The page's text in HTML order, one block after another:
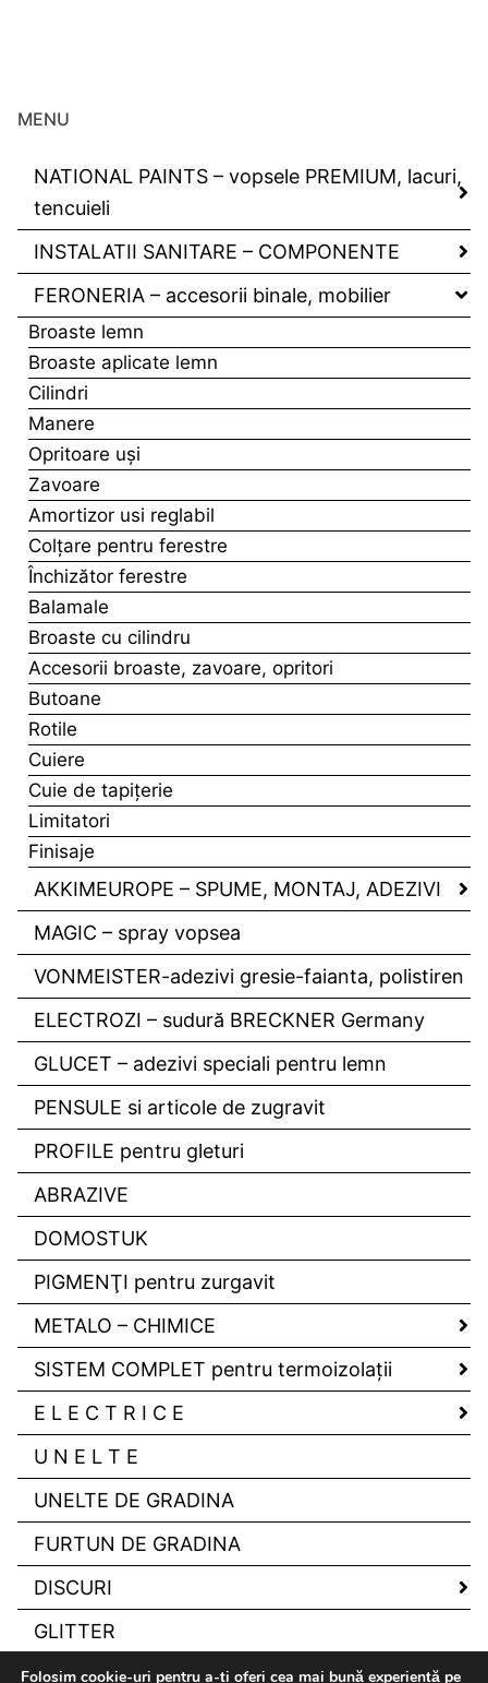
MENU
NATIONAL PAINTS – vopsele PREMIUM, lacuri,
tencuieli
INSTALATII SANITARE – COMPONENTE
FERONERIA – accesorii binale, mobilier
Broaste lemn
Broaste aplicate lemn
Cilindri
Manere
Opritoare uşi
Zavoare
Amortizor usi reglabil
Colţare pentru ferestre
Închizător ferestre
Balamale
Broaste cu cilindru
Accesorii broaste, zavoare, opritori
Butoane
Rotile
Cuiere
Cuie de tapiţerie
Limitatori
Finisaje
AKKIMEUROPE – SPUME, MONTAJ, ADEZIVI
MAGIC – spray vopsea
VONMEISTER-adezivi gresie-faianta, polistiren
ELECTROZI – sudură BRECKNER Germany
GLUCET – adezivi speciali pentru lemn
PENSULE si articole de zugravit
PROFILE pentru gleturi
ABRAZIVE
DOMOSTUK
PIGMENŢI pentru zurgavit
METALO – CHIMICE
SISTEM COMPLET pentru termoizolaţii
E L E C T R I C E
U N E L T E
UNELTE DE GRADINA
FURTUN DE GRADINA
DISCURI
GLITTER
Folosim cookie-uri pentru a-ți oferi cea mai bună experiență pe